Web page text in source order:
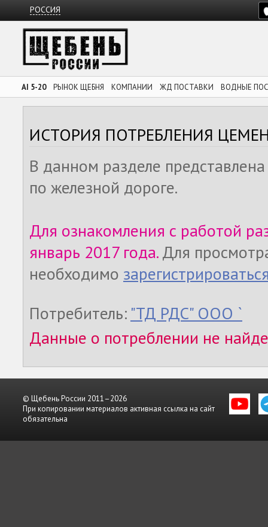
РОССИЯ
AI 5-20 РЫНОК ЩЕБНЯ КОМПАНИИ ЖД ПОСТАВКИ ВОДНЫЕ
ИСТОРИЯ ПОТРЕБЛЕНИЯ
В данном разделе
по железной дороге.
Для ознакомления с работой
январь 2017 года.Для
необходимо
Потребитель: "ТД РДС" ООО `
Данные о потреблении не
© Щебень России 2011–2026
При копировании материалов активная ссылка на сайт
обязательна